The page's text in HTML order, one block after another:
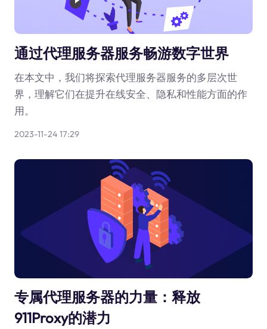
通过代理服务器服务畅游数字世界
在本文中，我们将探索代理服务器服务的多层次世
界，理解它们在提升在线安全、隐私和性能方面的作
用。
2023-11-24 17:29
专属代理服务器的力量：释放
911Proxy的潜力